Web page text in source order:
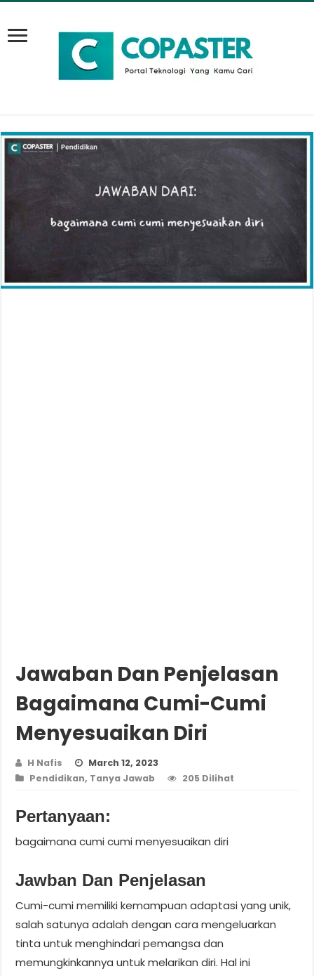
Jawaban Dan Penjelasan
Bagaimana Cumi-Cumi
Menyesuaikan Diri
H Nafis
March 12, 2023
Pendidikan, Tanya Jawab 205 Dilihat
Pertanyaan:
bagaimana cumi cumi menyesuaikan diri
Jawban Dan Penjelasan
Cumi-cumi memiliki kemampuan adaptasi yang unik,
salah satunya adalah dengan cara mengeluarkan
tinta untuk menghindari pemangsa dan
memungkinkannya untuk melarikan diri. Hal ini